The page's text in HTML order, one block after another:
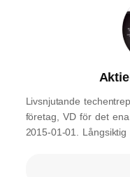
Livsnjutande
företag, VD för det
2015-01-01.